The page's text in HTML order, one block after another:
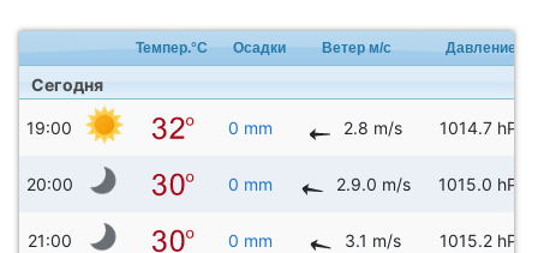
Темпер.°C Осадки Ветер м/с Давление
Сегодня
19:00 0 mm 2.8 m/s 1014.7 hPa
20:00 0 mm 2.9.0 m/s 1015.0 hPa
21:00 0 mm 3.1 m/s 1015.2 hPa